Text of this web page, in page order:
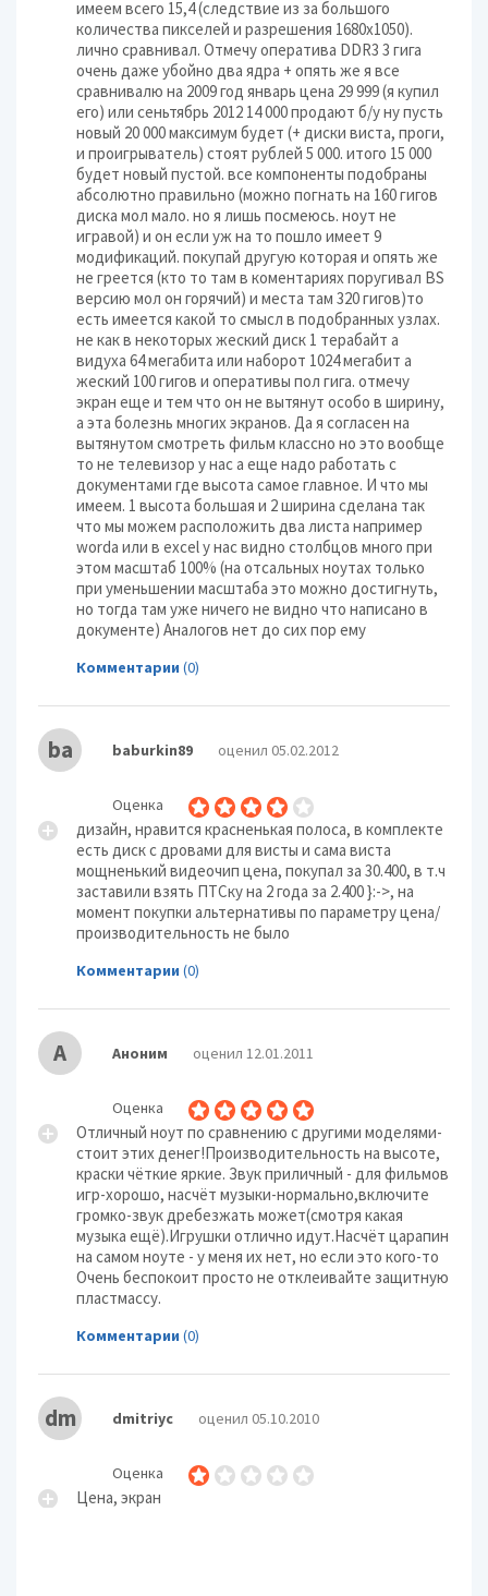
имеем всего 15,4 (следствие из за большого
количества пикселей и разрешения 1680х1050).
лично сравнивал. Отмечу оператива DDR3 3 гига
очень даже убойно два ядра + опять же я все
сравнивалю на 2009 год январь цена 29 999 (я купил
его) или сеньтябрь 2012 14 000 продают б/у ну пусть
новый 20 000 максимум будет (+ диски виста, проги,
и проигрыватель) стоят рублей 5 000. итого 15 000
будет новый пустой. все компоненты подобраны
абсолютно правильно (можно погнать на 160 гигов
диска мол мало. но я лишь посмеюсь. ноут не
игравой) и он если уж на то пошло имеет 9
модификаций. покупай другую которая и опять же
не греется (кто то там в коментариях поругивал BS
версию мол он горячий) и места там 320 гигов)то
есть имеется какой то смысл в подобранных узлах.
не как в некоторых жеский диск 1 терабайт а
видуха 64 мегабита или наборот 1024 мегабит а
жеский 100 гигов и оперативы пол гига. отмечу
экран еще и тем что он не вытянут особо в ширину,
а эта болезнь многих экранов. Да я согласен на
вытянутом смотреть фильм классно но это вообще
то не телевизор у нас а еще надо работать с
документами где высота самое главное. И что мы
имеем. 1 высота большая и 2 ширина сделана так
что мы можем расположить два листа например
worda или в excel у нас видно столбцов много при
этом масштаб 100% (на отсальных ноутах только
при уменьшении масштаба это можно достигнуть,
но тогда там уже ничего не видно что написано в
документе) Аналогов нет до сих пор ему
Комментарии (0)
ba baburkin89 оценил 05.02.2012
Оценка
дизайн, нравится красненькая полоса, в комплекте
есть диск с дровами для висты и сама виста
мощненький видеочип цена, покупал за 30.400, в т.ч
заставили взять ПТСку на 2 года за 2.400 }:->, на
момент покупки альтернативы по параметру цена/
производительность не было
Комментарии (0)
А Аноним оценил 12.01.2011
Оценка
Отличный ноут по сравнению с другими моделями-
стоит этих денег!Производительность на высоте,
краски чёткие яркие. Звук приличный - для фильмов
игр-хорошо, насчёт музыки-нормально,включите
громко-звук дребезжать может(смотря какая
музыка ещё).Игрушки отлично идут.Насчёт царапин
на самом ноуте - у меня их нет, но если это кого-то
Очень беспокоит просто не отклеивайте защитную
пластмассу.
Комментарии (0)
dm dmitriyc оценил 05.10.2010
Оценка
Цена, экран